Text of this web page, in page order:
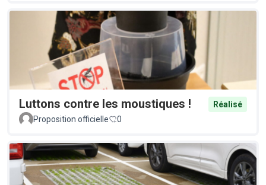
Luttons contre les moustiques !
Réalisé
Proposition officielle
0